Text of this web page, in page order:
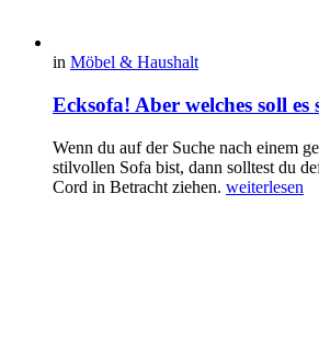
in Möbel & Haushalt
Ecksofa! Aber welches soll es
Wenn du auf der Suche nach einem
stilvollen Sofa bist, dann solltest du
Cord in Betracht ziehen. weiterlesen